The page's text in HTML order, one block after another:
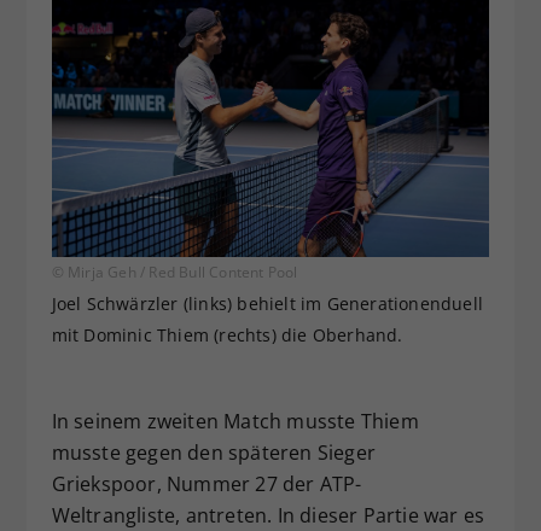
© Mirja Geh / Red Bull Content Pool
Joel Schwärzler (links) behielt im Generationenduell
mit Dominic Thiem (rechts) die Oberhand.
In seinem zweiten Match musste Thiem
musste gegen den späteren Sieger
Griekspoor, Nummer 27 der ATP-
Weltrangliste, antreten. In dieser Partie war es